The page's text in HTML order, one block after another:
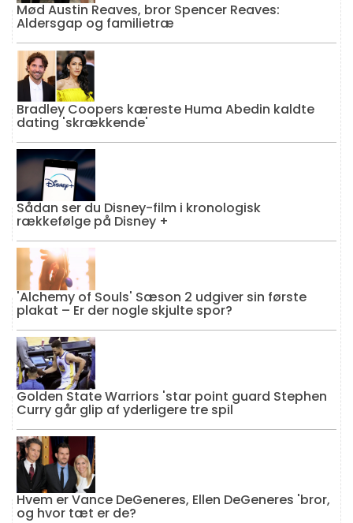
Mød Austin Reaves, bror Spencer Reaves:
Aldersgap og familietræ
Bradley Coopers kæreste Huma Abedin kaldte
dating 'skrækkende'
Sådan ser du Disney-film i kronologisk
rækkefølge på Disney +
'Alchemy of Souls' Sæson 2 udgiver sin første
plakat – Er der nogle skjulte spor?
Golden State Warriors 'star point guard Stephen
Curry går glip af yderligere tre spil
Hvem er Vance DeGeneres, Ellen DeGeneres 'bror,
og hvor tæt er de?